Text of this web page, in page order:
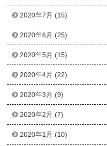
2020年7月 (15)
2020年6月 (25)
2020年5月 (15)
2020年4月 (22)
2020年3月 (9)
2020年2月 (7)
2020年1月 (10)